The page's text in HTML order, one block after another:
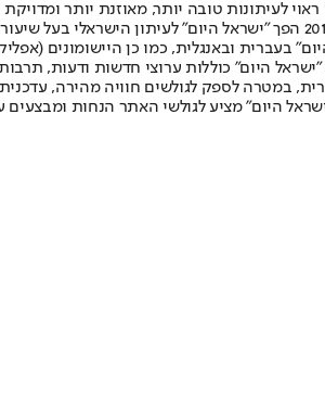
לעיתונות טובה יותר, מאוזנת יותר
תשלום. המהדורה המודפסת הראשונה פורסמה ב-30 ביולי 2007, וב-
היום" כוללות ערוצי חדשות ודעות,
במטרה לספק לגולשים חוויה מהירה,
היום" מציע לגולשי האתר הנחות